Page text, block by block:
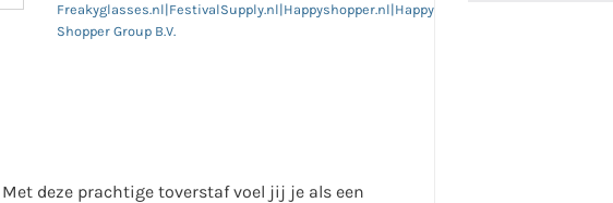
Freakyglasses.nl|FestivalSupply.nl|Happyshopper.nl|Happy
Shopper Group B.V.
deze prachtige toverstaf voel jij je als een